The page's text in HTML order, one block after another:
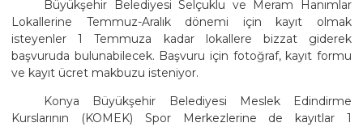
Büyükşehir Belediyesi Selçuklu ve Meram Hanımlar
Lokallerine Temmuz-Aralık dönemi için kayıt olmak
isteyenler 1 Temmuza kadar lokallere bizzat giderek
başvuruda bulunabilecek. Başvuru için fotoğraf, kayıt formu
ve kayıt ücret makbuzu isteniyor.
Konya Büyükşehir Belediyesi Meslek Edindirme
Kurslarının (KOMEK) Spor Merkezlerine de kayıtlar 1